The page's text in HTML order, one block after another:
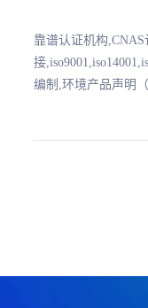
靠谱认证机构
接
编制,环境产品声明